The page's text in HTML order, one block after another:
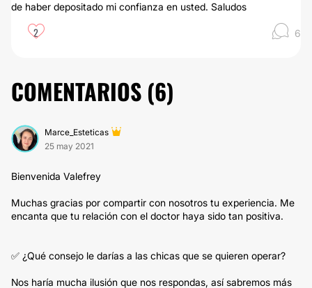
de haber depositado mi confianza en usted. Saludos
2 6
COMENTARIOS (6)
Marce_Esteticas
25 may 2021
Bienvenida Valefrey
Muchas gracias por compartir con nosotros tu experiencia. Me
encanta que tu relación con el doctor haya sido tan positiva.
✅ ¿Qué consejo le darías a las chicas que se quieren operar?
Nos haría mucha ilusión que nos respondas, así sabremos más